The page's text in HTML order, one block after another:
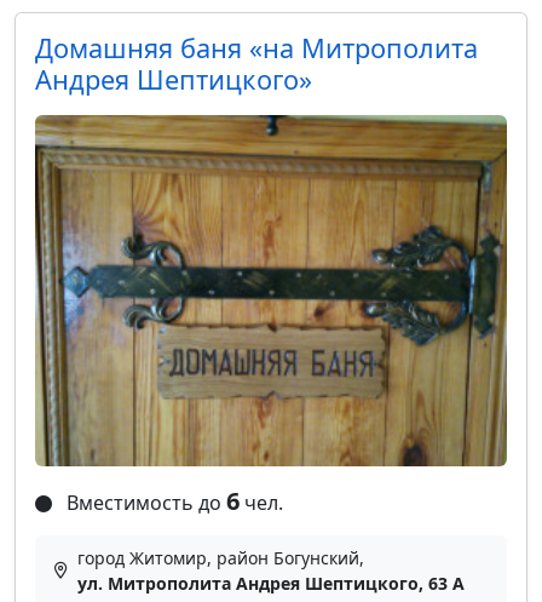
Домашняя баня «на Митрополита
Андрея Шептицкого»
Вместимость до 6 чел.
город Житомир, район Богунский,
ул. Митрополита Андрея Шептицкого, 63 A